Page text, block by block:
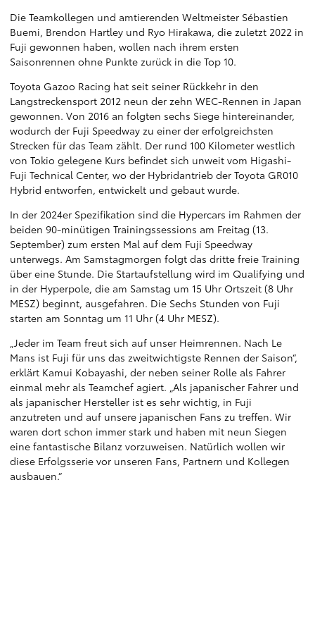
Die Teamkollegen und amtierenden Weltmeister Sébastien
Buemi, Brendon Hartley und Ryo Hirakawa, die zuletzt 2022 in
Fuji gewonnen haben, wollen nach ihrem ersten
Saisonrennen ohne Punkte zurück in die Top 10.
Toyota Gazoo Racing hat seit seiner Rückkehr in den
Langstreckensport 2012 neun der zehn WEC-Rennen in Japan
gewonnen. Von 2016 an folgten sechs Siege hintereinander,
wodurch der Fuji Speedway zu einer der erfolgreichsten
Strecken für das Team zählt. Der rund 100 Kilometer westlich
von Tokio gelegene Kurs befindet sich unweit vom Higashi-
Fuji Technical Center, wo der Hybridantrieb der Toyota GR010
Hybrid entworfen, entwickelt und gebaut wurde.
In der 2024er Spezifikation sind die Hypercars im Rahmen der
beiden 90-minütigen Trainingssessions am Freitag (13.
September) zum ersten Mal auf dem Fuji Speedway
unterwegs. Am Samstagmorgen folgt das dritte freie Training
über eine Stunde. Die Startaufstellung wird im Qualifying und
in der Hyperpole, die am Samstag um 15 Uhr Ortszeit (8 Uhr
MESZ) beginnt, ausgefahren. Die Sechs Stunden von Fuji
starten am Sonntag um 11 Uhr (4 Uhr MESZ).
„Jeder im Team freut sich auf unser Heimrennen. Nach Le
Mans ist Fuji für uns das zweitwichtigste Rennen der Saison“,
erklärt Kamui Kobayashi, der neben seiner Rolle als Fahrer
einmal mehr als Teamchef agiert. „Als japanischer Fahrer und
als japanischer Hersteller ist es sehr wichtig, in Fuji
anzutreten und auf unsere japanischen Fans zu treffen. Wir
waren dort schon immer stark und haben mit neun Siegen
eine fantastische Bilanz vorzuweisen. Natürlich wollen wir
diese Erfolgsserie vor unseren Fans, Partnern und Kollegen
ausbauen.“